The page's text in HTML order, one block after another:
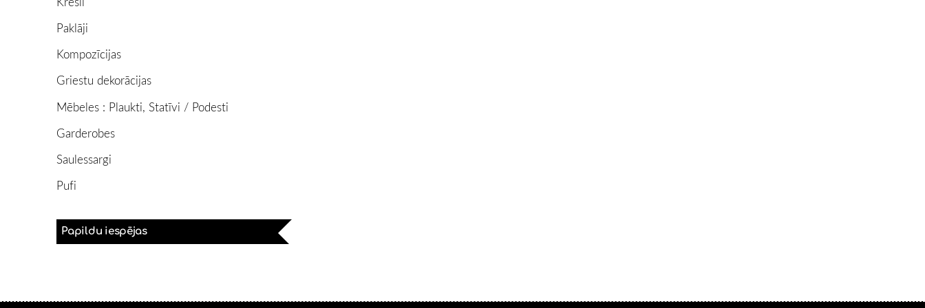
Paklāji
Kompozīcijas
Griestu dekorācijas
Mēbeles : Plaukti, Statīvi / Podesti
Garderobes
Saulessargi
Pufi
Papildu iespējas